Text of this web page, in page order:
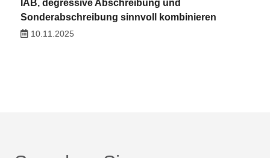
IAB, degressive Abschreibung und
Sonderabschreibung sinnvoll kombinieren
10.11.2025